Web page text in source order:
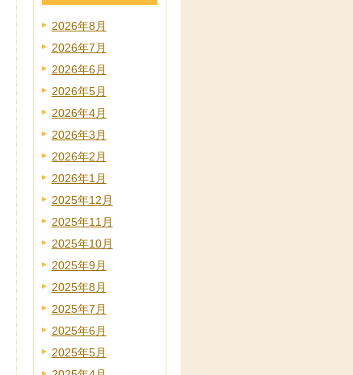
2026年8月
2026年7月
2026年6月
2026年5月
2026年4月
2026年3月
2026年2月
2026年1月
2025年12月
2025年11月
2025年10月
2025年9月
2025年8月
2025年7月
2025年6月
2025年5月